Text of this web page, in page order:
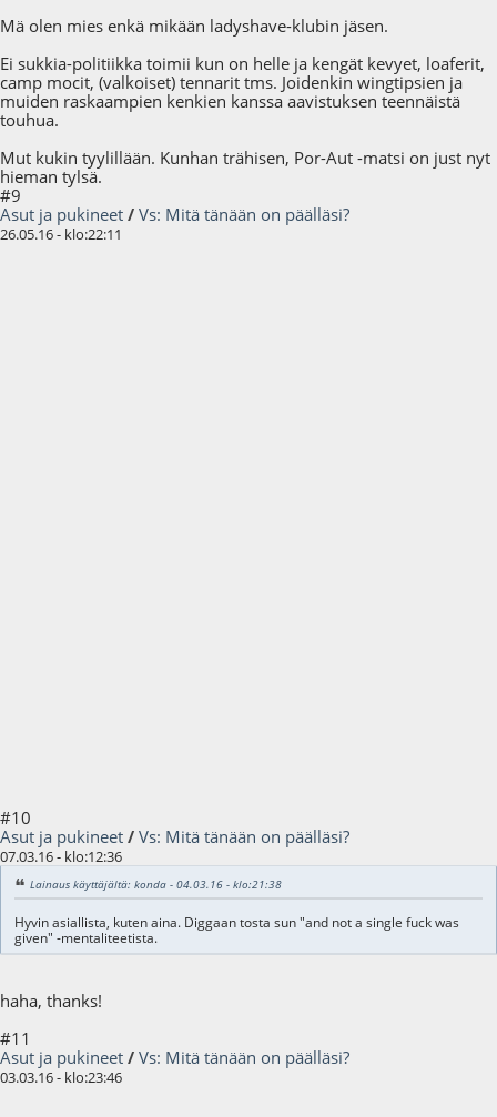
Mä olen mies enkä mikään ladyshave-klubin jäsen.
Ei sukkia-politiikka toimii kun on helle ja kengät kevyet, loaferit,
camp mocit, (valkoiset) tennarit tms. Joidenkin wingtipsien ja
muiden raskaampien kenkien kanssa aavistuksen teennäistä
touhua.
Mut kukin tyylillään. Kunhan trähisen, Por-Aut -matsi on just nyt
hieman tylsä.
#9
Asut ja pukineet / Vs: Mitä tänään on päälläsi?
26.05.16 - klo:22:11
#10
Asut ja pukineet / Vs: Mitä tänään on päälläsi?
07.03.16 - klo:12:36
Lainaus käyttäjältä: konda - 04.03.16 - klo:21:38
Hyvin asiallista, kuten aina. Diggaan tosta sun "and not a single fuck was
given" -mentaliteetista.
haha, thanks!
#11
Asut ja pukineet / Vs: Mitä tänään on päälläsi?
03.03.16 - klo:23:46